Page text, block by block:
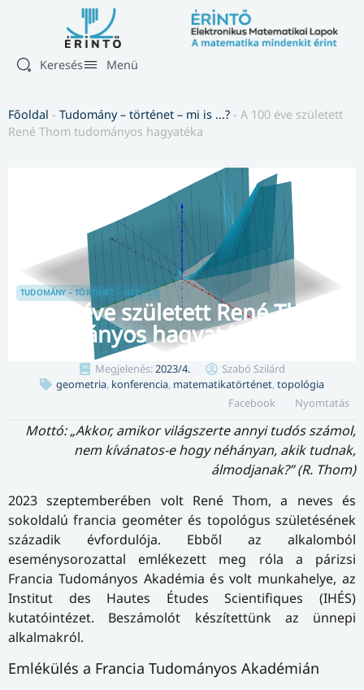
Keresés Menü
Főoldal - Tudomány – történet – mi is ...? - A 100 éve született
René Thom tudományos hagyatéka
TUDOMÁNY – TÖRTÉNET – MI IS ...?
A 100 éve született René Thom
tudományos hagyatéka
Megjelenés:2023/4.
Szabó Szilárd
geometria, konferencia, matematikatörténet, topológia
Facebook
Nyomtatás
Mottó: „Akkor, amikor világszerte annyi tudós számol,
nem kívánatos-e hogy néhányan, akik tudnak,
álmodjanak?” (R. Thom)
2023 szeptemberében volt René Thom, a neves és
sokoldalú francia geométer és topológus születésének
századik évfordulója. Ebből az alkalomból
eseménysorozattal emlékezett meg róla a párizsi
Francia Tudományos Akadémia és volt munkahelye, az
Institut des Hautes Études Scientifiques (IHÉS)
kutatóintézet. Beszámolót készítettünk az ünnepi
alkalmakról.
Emlékülés a Francia Tudományos Akadémián